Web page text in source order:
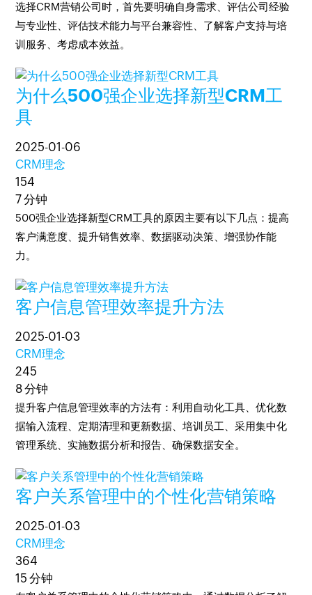
选择CRM营销公司时，首先要明确自身需求、评估公司经验
与专业性、评估技术能力与平台兼容性、了解客户支持与培
训服务、考虑成本效益。
为什么500强企业选择新型CRM工
具
2025-01-06
CRM理念
154
7 分钟
500强企业选择新型CRM工具的原因主要有以下几点：提高
客户满意度、提升销售效率、数据驱动决策、增强协作能
力。
客户信息管理效率提升方法
2025-01-03
CRM理念
245
8 分钟
提升客户信息管理效率的方法有：利用自动化工具、优化数
据输入流程、定期清理和更新数据、培训员工、采用集中化
管理系统、实施数据分析和报告、确保数据安全。
客户关系管理中的个性化营销策略
2025-01-03
CRM理念
364
15 分钟